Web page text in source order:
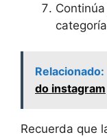
Relacionado:
do instagram
Recuerda que